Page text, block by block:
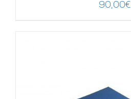
90,00€